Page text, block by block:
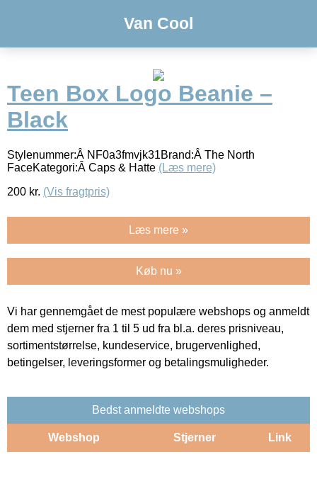
Van Cool
Teen Box Logo Beanie –
Black
Stylenummer:Â NF0a3fmvjk31Brand:Â The North
FaceKategori:Â Caps & Hatte (Læs mere)
200 kr. (Vis fragtpris)
Læs mere »
Køb nu »
Vi har gennemgået de mest populære webshops og anmeldt
dem med stjerner fra 1 til 5 ud fra bl.a. deres prisniveau,
sortimentstørrelse, kundeservice, brugervenlighed,
betingelser, leveringsformer og betalingsmuligheder.
Bedst anmeldte webshops
Webshop Stjerner Link